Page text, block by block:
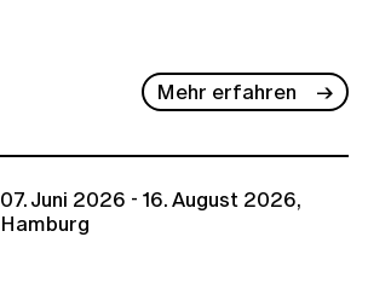
Mehr erfahren
07. Juni 2026 - 16. August 2026,
Hamburg